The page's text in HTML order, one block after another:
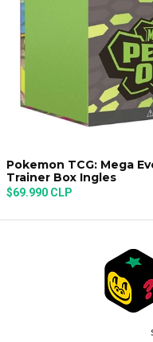
Pokemon TCG: Mega
Trainer Box Ingles
$69.990 CLP